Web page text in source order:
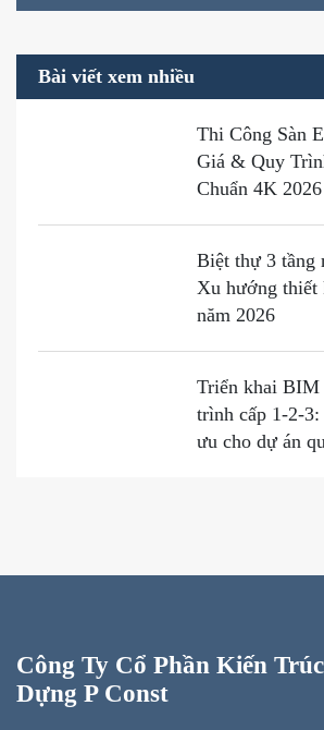
Bài viết xem nhiều
Thi Công Sàn
Giá & Quy
Chuẩn 4K 2026
Biệt thự 3 tầng
Xu hướng thiết
năm 2026
Triển khai BIM
trình cấp 1-2-
ưu cho dự án
Công Ty Cổ Phần Kiến
Dựng P Const